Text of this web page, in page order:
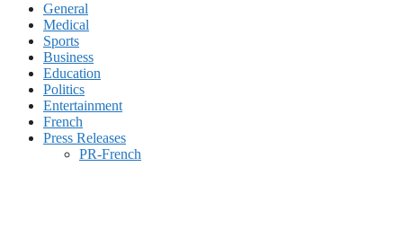
General
Medical
Sports
Business
Education
Politics
Entertainment
French
Press Releases
PR-French